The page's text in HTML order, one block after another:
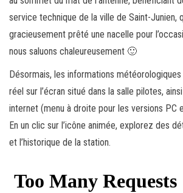
service technique de la ville de Saint-Junien,
gracieusement prêté une nacelle pour
nous saluons chaleureusement 🙂
Désormais, les informations
réel sur l’écran situé dans la salle pilotes,
internet (menu à droite pour les versions PC
En un clic sur l’icône animée, explorez des
et l’historique de la station.